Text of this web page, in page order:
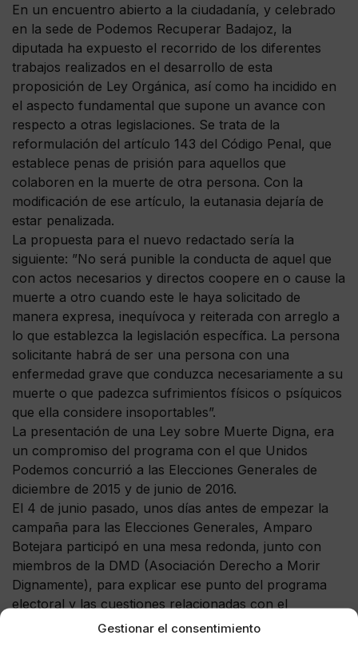
Gestionar el consentimiento
En un encuentro abierto a la ciudadanía, y celebrado
en la sede de Podemos Recuperar Badajoz, la
diputada ha expuesto el recorrido de los diferentes
trabajos realizados en el desarrollo de esta
proposición de Ley Orgánica, así como ha incidido en
el aspecto fundamental que supone un avance con
respecto a otras legislaciones. Se trata de la
reformulación del artículo 143 del Código Penal, que
establece penas de prisión para aquellos que
colaboren en la muerte de otra persona. Con la
modificación de ese artículo, la eutanasia dejaría de
estar penalizada.
La propuesta para el nuevo redactado sería la
siguiente: ”No será punible la conducta de aquel que
con actos necesarios y directos coopere en o cause la
muerte a otro cuando este le haya solicitado de
manera expresa, inequívoca y reiterada con arreglo a
lo que establezca la legislación específica. La persona
solicitante habrá de ser una persona con una
enfermedad grave que conduzca necesariamente a su
muerte o que padezca sufrimientos físicos o psíquicos
que ella considere insoportables”.
La presentación de una Ley sobre Muerte Digna, era
un compromiso del programa con el que Unidos
Podemos concurrió a las Elecciones Generales de
diciembre de 2015 y de junio de 2016.
El 4 de junio pasado, unos días antes de empezar la
campaña para las Elecciones Generales, Amparo
Botejara participó en una mesa redonda, junto con
miembros de la DMD (Asociación Derecho a Morir
Dignamente), para explicar ese punto del programa
electoral y las cuestiones relacionadas con el
Testamento Vital.